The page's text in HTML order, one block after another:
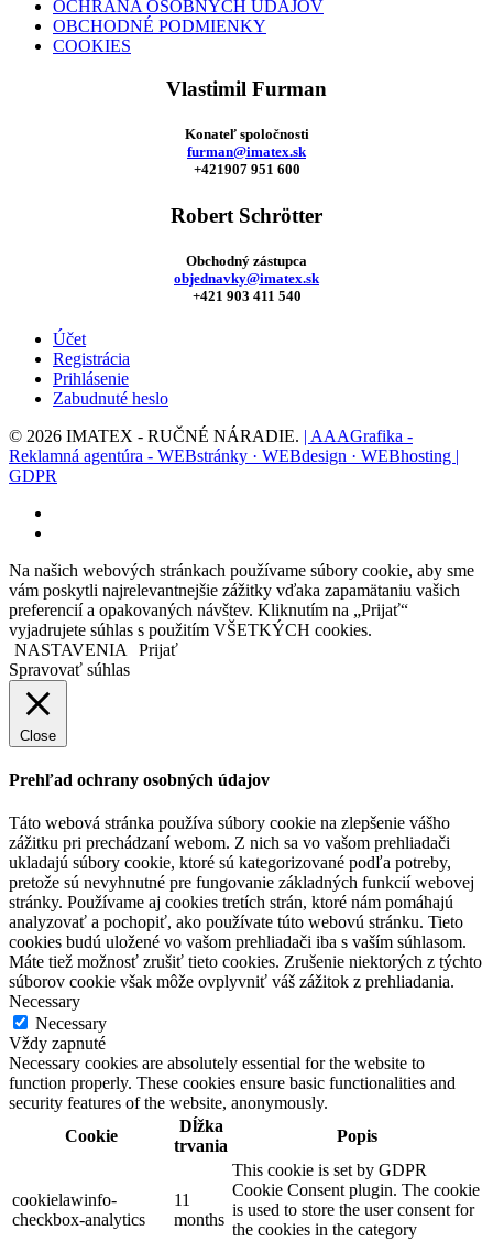
OCHRANA OSOBNÝCH ÚDAJOV
OBCHODNÉ PODMIENKY
COOKIES
Vlastimil Furman
Konateľ spoločnosti
furman@imatex.sk
+421907 951 600
Robert Schrötter
Obchodný zástupca
objednavky@imatex.sk
+421 903 411 540
Účet
Registrácia
Prihlásenie
Zabudnuté heslo
© 2026 IMATEX - RUČNÉ NÁRADIE. | AAAGrafika -
Reklamná agentúra - WEBstránky · WEBdesign · WEBhosting |
GDPR
Na našich webových stránkach používame súbory cookie, aby sme
vám poskytli najrelevantnejšie zážitky vďaka zapamätaniu vašich
preferencií a opakovaných návštev. Kliknutím na „Prijať“
vyjadrujete súhlas s použitím VŠETKÝCH cookies.
NASTAVENIA
Prijať
Spravovať súhlas
Close
Prehľad ochrany osobných údajov
Táto webová stránka používa súbory cookie na zlepšenie vášho
zážitku pri prechádzaní webom. Z nich sa vo vašom prehliadači
ukladajú súbory cookie, ktoré sú kategorizované podľa potreby,
pretože sú nevyhnutné pre fungovanie základných funkcií webovej
stránky. Používame aj cookies tretích strán, ktoré nám pomáhajú
analyzovať a pochopiť, ako používate túto webovú stránku. Tieto
cookies budú uložené vo vašom prehliadači iba s vaším súhlasom.
Máte tiež možnosť zrušiť tieto cookies. Zrušenie niektorých z týchto
súborov cookie však môže ovplyvniť váš zážitok z prehliadania.
Necessary
Necessary
Vždy zapnuté
Necessary cookies are absolutely essential for the website to
function properly. These cookies ensure basic functionalities and
security features of the website, anonymously.
Cookie
Dĺžka
trvania
Popis
cookielawinfo-
checkbox-analytics
11
months
This cookie is set by GDPR
Cookie Consent plugin. The cookie
is used to store the user consent for
the cookies in the category